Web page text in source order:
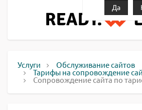
Да
Услуги Обслуживание сайтов
Тарифы на сопровождение
Сопровождение сайта по